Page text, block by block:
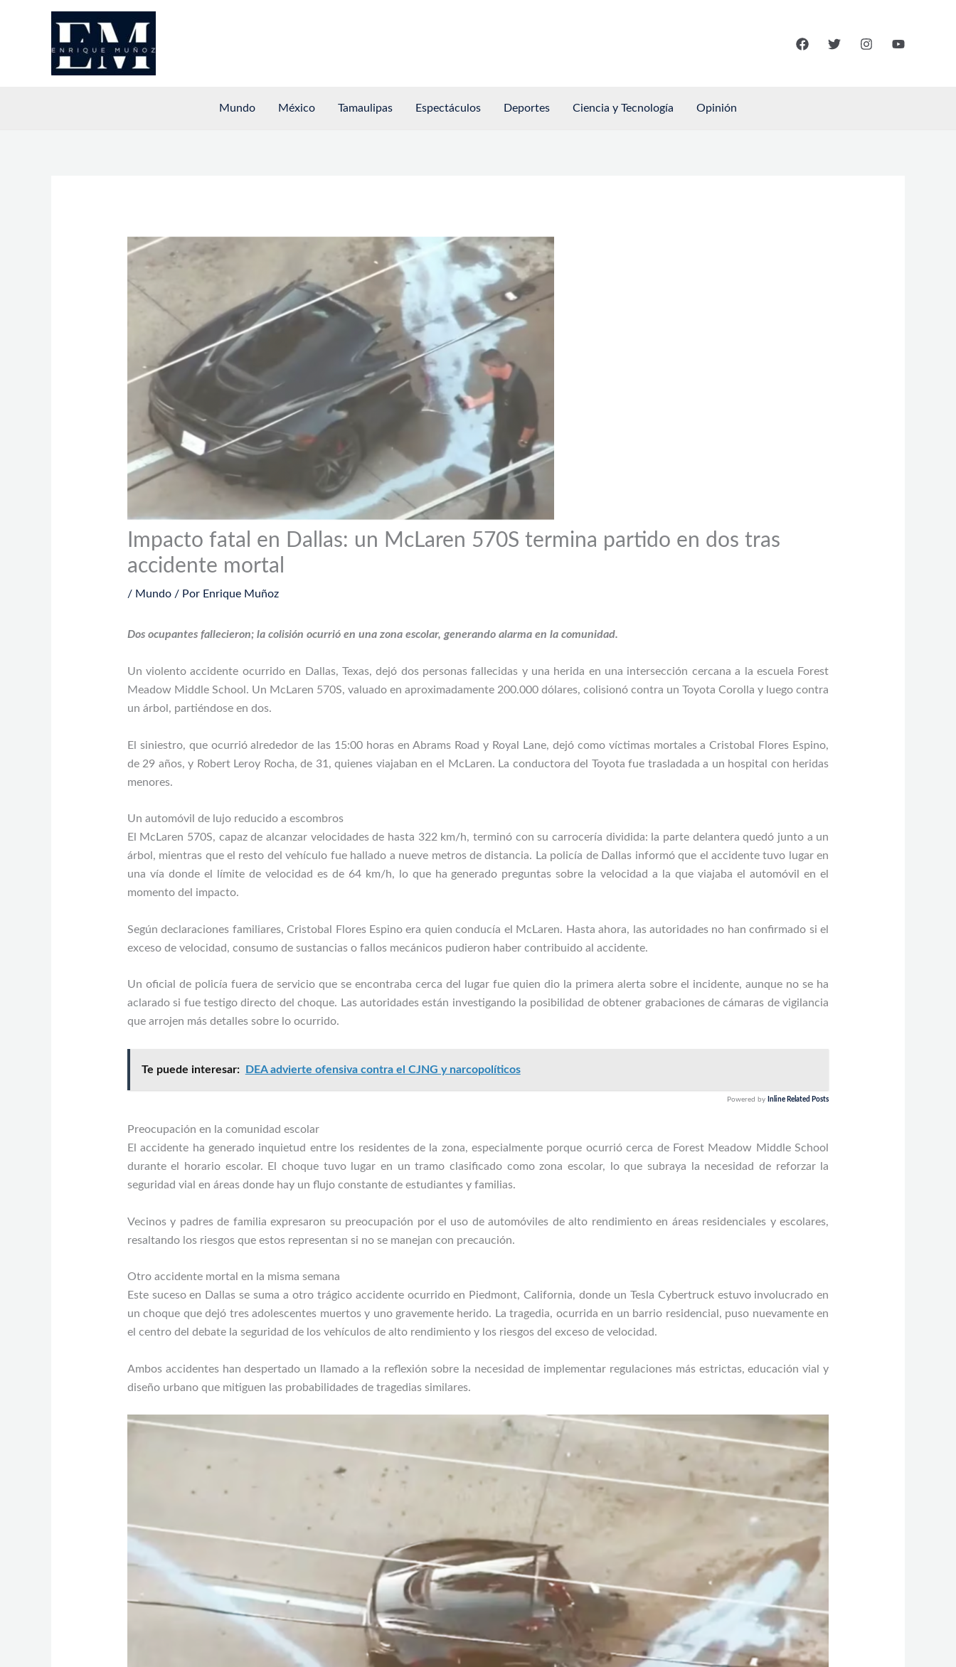
Mundo México Tamaulipas Espectáculos Deportes Ciencia y Tecnología Opinión
Impacto fatal en Dallas: un McLaren 570S termina partido en dos tras
accidente mortal
/ Mundo/ Por Enrique Muñoz
Dos ocupantes fallecieron; la colisión ocurrió en una zona escolar, generando alarma en la comunidad.
Un violento accidente ocurrido en Dallas, Texas, dejó dos personas fallecidas y una herida en una intersección cercana a la escuela Forest
Meadow Middle School. Un McLaren 570S, valuado en aproximadamente 200.000 dólares, colisionó contra un Toyota Corolla y luego contra
un árbol, partiéndose en dos.
El siniestro, que ocurrió alrededor de las 15:00 horas en Abrams Road y Royal Lane, dejó como víctimas mortales a Cristobal Flores Espino,
de 29 años, y Robert Leroy Rocha, de 31, quienes viajaban en el McLaren. La conductora del Toyota fue trasladada a un hospital con heridas
menores.
Un automóvil de lujo reducido a escombros
El McLaren 570S, capaz de alcanzar velocidades de hasta 322 km/h, terminó con su carrocería dividida: la parte delantera quedó junto a un
árbol, mientras que el resto del vehículo fue hallado a nueve metros de distancia. La policía de Dallas informó que el accidente tuvo lugar en
una vía donde el límite de velocidad es de 64 km/h, lo que ha generado preguntas sobre la velocidad a la que viajaba el automóvil en el
momento del impacto.
Según declaraciones familiares, Cristobal Flores Espino era quien conducía el McLaren. Hasta ahora, las autoridades no han confirmado si el
exceso de velocidad, consumo de sustancias o fallos mecánicos pudieron haber contribuido al accidente.
Un oficial de policía fuera de servicio que se encontraba cerca del lugar fue quien dio la primera alerta sobre el incidente, aunque no se ha
aclarado si fue testigo directo del choque. Las autoridades están investigando la posibilidad de obtener grabaciones de cámaras de vigilancia
que arrojen más detalles sobre lo ocurrido.
Te puede interesar: DEA advierte ofensiva contra el CJNG y narcopolíticos
Powered by Inline Related Posts
Preocupación en la comunidad escolar
El accidente ha generado inquietud entre los residentes de la zona, especialmente porque ocurrió cerca de Forest Meadow Middle School
durante el horario escolar. El choque tuvo lugar en un tramo clasificado como zona escolar, lo que subraya la necesidad de reforzar la
seguridad vial en áreas donde hay un flujo constante de estudiantes y familias.
Vecinos y padres de familia expresaron su preocupación por el uso de automóviles de alto rendimiento en áreas residenciales y escolares,
resaltando los riesgos que estos representan si no se manejan con precaución.
Otro accidente mortal en la misma semana
Este suceso en Dallas se suma a otro trágico accidente ocurrido en Piedmont, California, donde un Tesla Cybertruck estuvo involucrado en
un choque que dejó tres adolescentes muertos y uno gravemente herido. La tragedia, ocurrida en un barrio residencial, puso nuevamente en
el centro del debate la seguridad de los vehículos de alto rendimiento y los riesgos del exceso de velocidad.
Ambos accidentes han despertado un llamado a la reflexión sobre la necesidad de implementar regulaciones más estrictas, educación vial y
diseño urbano que mitiguen las probabilidades de tragedias similares.